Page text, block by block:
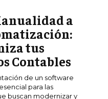
MARKETING
POSICIONAMIENTO WEB
a
tus
Contables
de un software
para las
buscan modernizar y